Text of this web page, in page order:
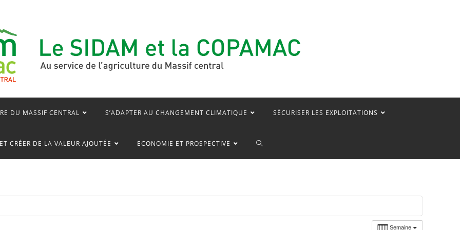
DU MASSIF CENTRAL S’ADAPTER AU CHANGEMENT CLIMATIQUE SÉCURISER LES EXPLOITATIONS
CRÉER DE LA VALEUR AJOUTÉE ECONOMIE ET PROSPECTIVE TOGGLE
Semaine